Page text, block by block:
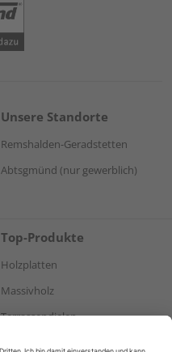
Unsere Standorte
Remshalden-Geradstetten
Abtsgmünd (nur gewerblich)
Top-Produkte
Holzplatten
Massivholz
Terrassendielen